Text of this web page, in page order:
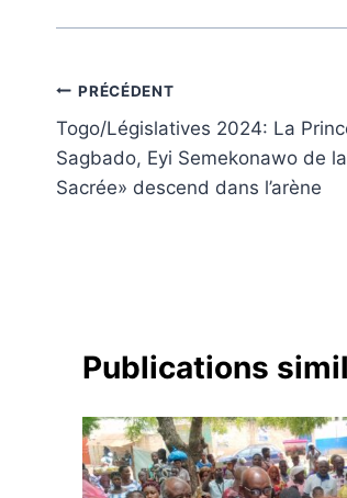
Navigation
de
l’article
PRÉCÉDENT
Togo/Législatives 2024: La
Sagbado, Eyi Semekonawo de
Sacrée» descend dans l’arène
Publications